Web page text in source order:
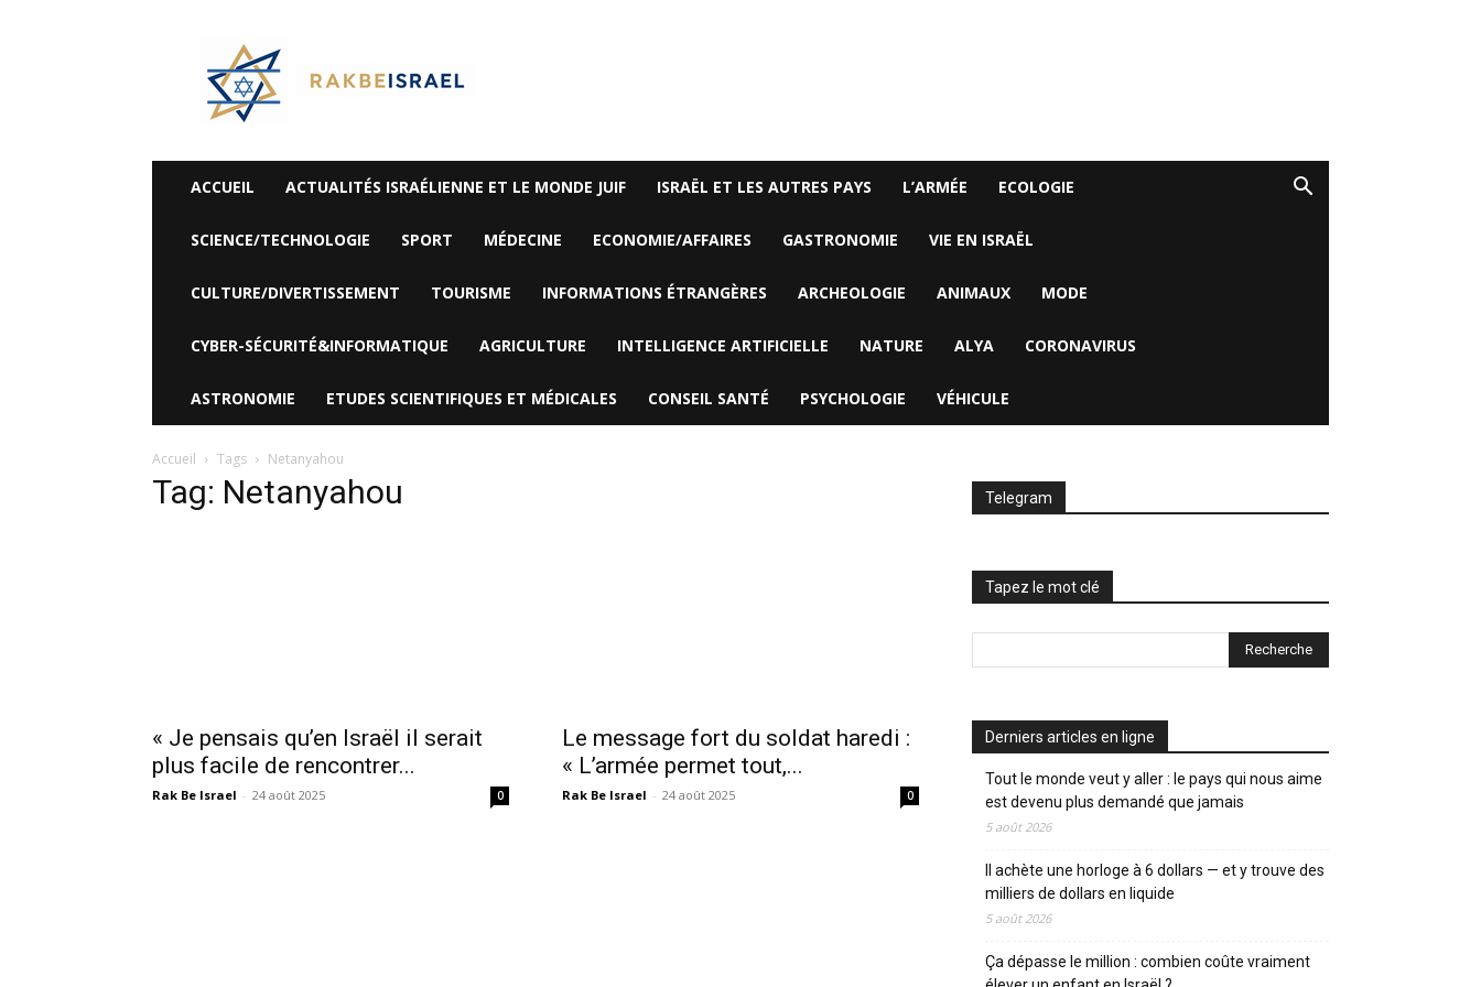
Rak
Be
Israel-
Alyaexpress-
News
ACCUEIL ACTUALITÉS ISRAÉLIENNE ET LE MONDE JUIF ISRAËL ET LES AUTRES PAYS L’ARMÉE ECOLOGIE
SCIENCE/TECHNOLOGIE SPORT MÉDECINE ECONOMIE/AFFAIRES GASTRONOMIE VIE EN ISRAËL
CULTURE/DIVERTISSEMENT TOURISME INFORMATIONS ÉTRANGÈRES ARCHEOLOGIE ANIMAUX MODE
CYBER-SÉCURITÉ&INFORMATIQUE AGRICULTURE INTELLIGENCE ARTIFICIELLE NATURE ALYA CORONAVIRUS
ASTRONOMIE ETUDES SCIENTIFIQUES ET MÉDICALES CONSEIL SANTÉ PSYCHOLOGIE VÉHICULE
Accueil Tags Netanyahou
Tag: Netanyahou
« Je pensais qu’en Israël il serait
plus facile de rencontrer...
Rak Be Israel - 24 août 2025 0
Le message fort du soldat haredi :
« L’armée permet tout,...
Rak Be Israel - 24 août 2025 0
Telegram
Tapez le mot clé
Derniers articles en ligne
Tout le monde veut y aller : le pays qui nous aime
est devenu plus demandé que jamais
5 août 2026
Il achète une horloge à 6 dollars — et y trouve des
milliers de dollars en liquide
5 août 2026
Ça dépasse le million : combien coûte vraiment